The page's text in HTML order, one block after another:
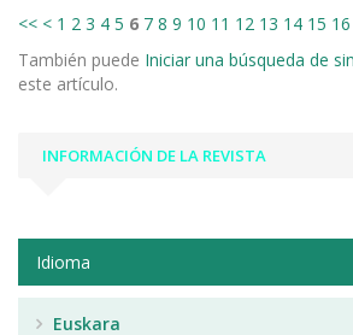
<< < 1 2 3 4 5 6 7 8 9 10 11 12 13 14 15 16
También puede Iniciar una búsqueda de
este artículo.
INFORMACIÓN DE LA REVISTA
Idioma
Euskara